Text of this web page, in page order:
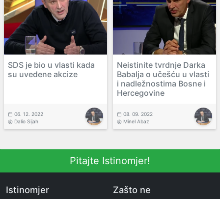
SDS je bio u vlasti kada
su uvedene akcize
06. 12. 2022
Dalio Sijah
Neistinite tvrdnje Darka
Babalja o učešću u vlasti
i nadležnostima Bosne i
Hercegovine
08. 09. 2022
Minel Abaz
Pitajte Istinomjer!
Istinomjer Zašto ne